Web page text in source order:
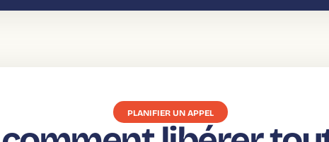
PLANIFIER UN APPEL